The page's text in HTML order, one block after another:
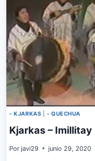
- KJARKAS - QUECHUA
Kjarkas – Imillitay
Por javi29 junio 29, 2020